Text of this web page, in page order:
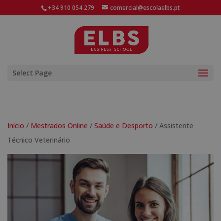
+34 910 054 279 comercial@escolaelbs.pt
Select Page
Início / Mestrados Online / Saúde e Desporto / Assistente
Técnico Veterinário